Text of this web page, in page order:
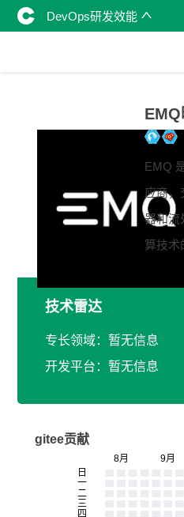
DevOps研发效能
EMQ
应商，
器和流
算技术
技术雷达
专长领域：暂无信息
开发平台：暂无信息
gitee贡献